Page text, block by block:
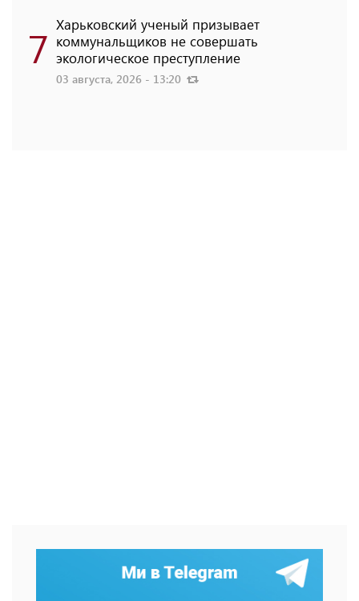
7 Харьковский ученый призывает
коммунальщиков не совершать
экологическое преступление
03 августа, 2026 - 13:20